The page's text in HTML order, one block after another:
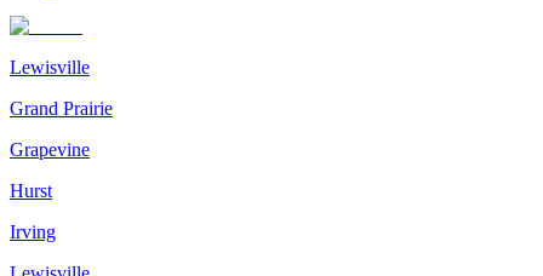
Lewisville
Grand Prairie
Grapevine
Hurst
Irving